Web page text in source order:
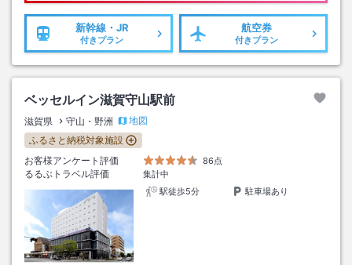
新幹線・JR
付きプラン
航空券
付きプラン
ベッセルイン滋賀守山駅前
滋賀県 守山・野洲
地図
ふるさと納税対象施設
お客様アンケート評価
86点
るるぶトラベル評価
集計中
駅徒歩5分
駐車場あり